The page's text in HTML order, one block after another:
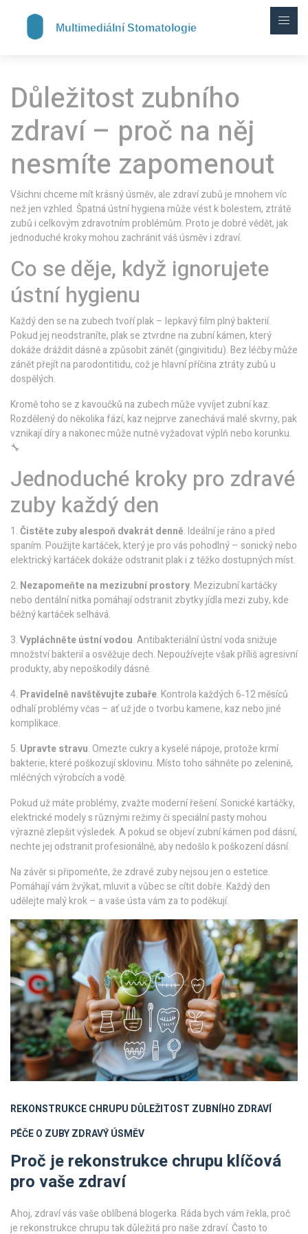
Důležitost zubního
zdraví – proč na něj
nesmíte zapomenout
Všichni chceme mít krásný úsměv, ale zdraví zubů je mnohem víc
než jen vzhled. Špatná ústní hygiena může vést k bolestem, ztrátě
zubů i celkovým zdravotním problémům. Proto je dobré vědět, jak
jednoduché kroky mohou zachránit váš úsměv i zdraví.
Co se děje, když ignorujete
ústní hygienu
Každý den se na zubech tvoří plak – lepkavý film plný bakterií.
Pokud jej neodstraníte, plak se ztvrdne na zubní kámen, který
dokáže dráždit dásně a způsobit zánět (gingivitidu). Bez léčby může
zánět přejít na parodontitidu, což je hlavní příčina ztráty zubů u
dospělých.
Kromě toho se z kavoučků na zubech může vyvíjet zubní kaz.
Rozdělený do několika fází, kaz nejprve zanechává malé skvrny, pak
vznikají díry a nakonec může nutně vyžadovat výplň nebo korunku.
🔧
Jednoduché kroky pro zdravé
zuby každý den
1.Čistěte zuby alespoň dvakrát denně. Ideální je ráno a před
spaním. Použijte kartáček, který je pro vás pohodlný – sonický nebo
elektrický kartáček dokáže odstranit plak i z těžko dostupných míst.
2. Nezapomeňte na mezizubní prostory. Mezizubní kartáčky
nebo dentální nitka pomáhají odstranit zbytky jídla mezi zuby, kde
běžný kartáček selhává.
3.Vypláchněte ústní vodou. Antibakteriální ústní voda snižuje
množství bakterií a osvěžuje dech. Nepoužívejte však příliš agresivní
produkty, aby nepoškodily dásně.
4. Pravidelně navštěvujte zubaře. Kontrola každých 6‑12 měsíců
odhalí problémy včas – ať už jde o tvorbu kamene, kaz nebo jiné
komplikace.
5. Upravte stravu. Omezte cukry a kyselé nápoje, protože krmí
bakterie, které poškozují sklovinu. Místo toho sáhněte po zelenině,
mléčných výrobcích a vodě.
Pokud už máte problémy, zvažte moderní řešení. Sonické kartáčky,
elektrické modely s různými režimy či speciální pasty mohou
výrazně zlepšit výsledek. A pokud se objeví zubní kámen pod dásní,
nechte jej odstranit profesionálně, aby nedošlo k poškození dásní.
Na závěr si připomeňte, že zdravé zuby nejsou jen o estetice.
Pomáhají vám žvýkat, mluvit a vůbec se cítit dobře. Každý den
udělejte malý krok – a vaše ústa vám za to poděkují.
REKONSTRUKCE CHRUPU DŮLEŽITOST ZUBNÍHO ZDRAVÍ
PÉČE O ZUBYZDRAVÝ ÚSMĚV
Proč je rekonstrukce chrupu klíčová
pro vaše zdraví
Ahoj, zdraví vás vaše oblíbená blogerka. Ráda bych vám řekla, proč
je rekonstrukce chrupu tak důležitá pro naše zdraví. Často to